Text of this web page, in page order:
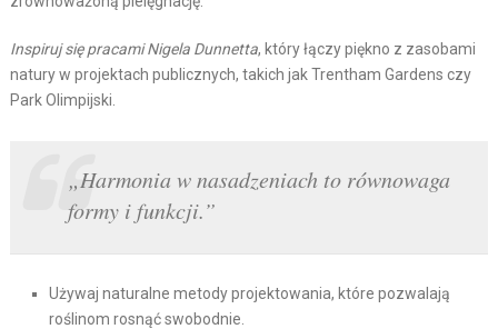
Inspiruj się pracami Nigela Dunnetta, który łączy piękno z zasobami
natury w projektach publicznych, takich jak Trentham Gardens czy
Park Olimpijski.
„Harmonia w nasadzeniach to równowaga
formy i funkcji.”
Używaj naturalne metody projektowania, które pozwalają
roślinom rosnąć swobodnie.